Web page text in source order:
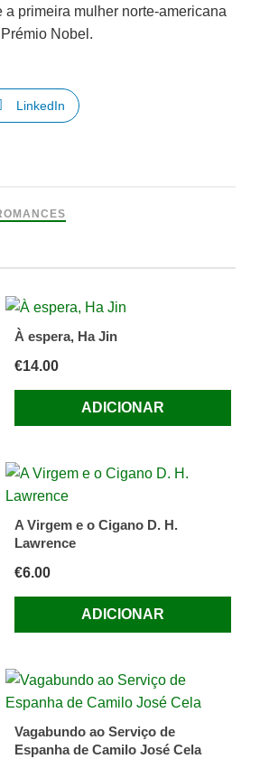
primeira mulher norte-americana
Nobel.
LinkedIn
À espera, Ha Jin
€14.00
ADICIONAR
A Virgem e o Cigano D. H.
Lawrence
€6.00
ADICIONAR
Vagabundo ao Serviço de
Espanha de Camilo José Cela